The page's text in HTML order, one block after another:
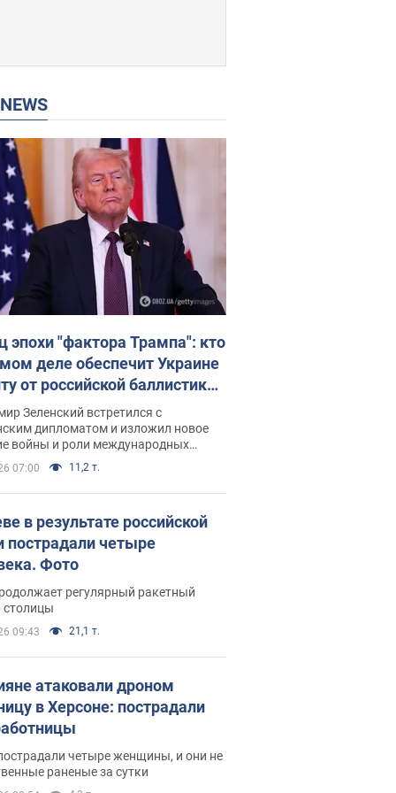
NEWS
эпохи "фактора Трампа": кто
деле обеспечит Украине
от российской баллистики.
с Безсмертным
Зеленский встретился с
дипломатом и изложил новое
войны и роли международных
в борьбе с Россией
07:00 11,2 т.
в результате российской
пострадали четыре
Фото
регулярный ракетный
столицы
09:43 21,1 т.
атаковали дроном
в Херсоне: пострадали
четыре женщины, и они не
раненые за сутки